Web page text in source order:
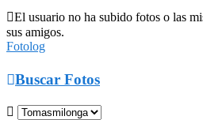
El usuario no ha subido fotos o las
sus amigos.
Fotolog
Buscar Fotos
